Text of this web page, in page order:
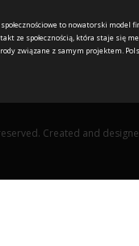
to nowatorski model
ze społecznością, która staje się
związane z samym projektem.
Created and